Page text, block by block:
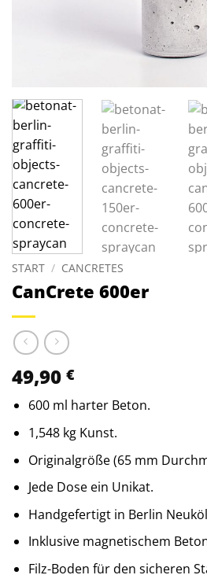
START / CANCRETES
CanCrete 600er
49,90 €
600 ml harter Beton.
1,548 kg Kunst.
Originalgröße (65 mm
Jede Dose ein Unikat.
Handgefertigt in Berlin
Inklusive magnetischem
Filz-Boden für den sicheren